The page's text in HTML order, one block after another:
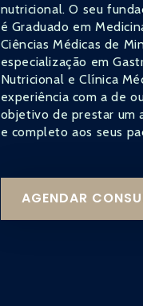
nutricional. O seu
é Graduado em
Ciências Médicas de
especialização em
Nutricional e Clínica
experiência com a de
objetivo de prestar um
e completo aos seus
AGENDAR